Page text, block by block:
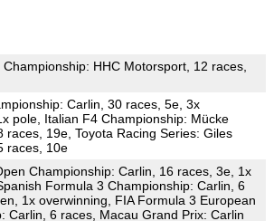
HHC Motorsport, 12 races,
Carlin, 30 races, 5e, 3x
pole, Italian F4 Championship: Mücke
races, 19e, Toyota Racing Series: Giles
races, 10e
Championship: Carlin, 16 races, 3e, 1x
Formula 3 Championship: Carlin, 6
1x overwinning, FIA Formula 3 European
Carlin, 6 races, Macau Grand Prix: Carlin